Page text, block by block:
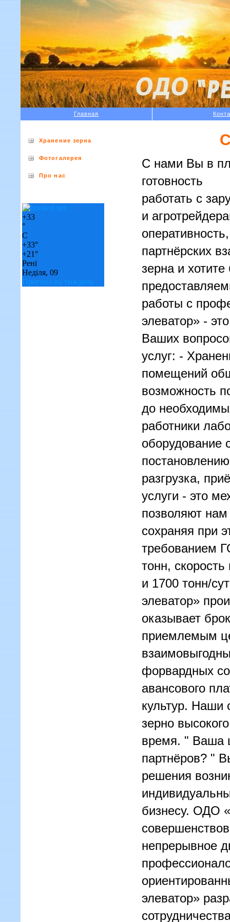
Главная
Хранение зерна
Фотогалерея
Про нас
+33
°
C
+33°
+21°
Рені
Неділя, 09
Прогноз на тиждень
С нами Вы в
готовность
работать с
и
партнёрских
зерна и
работы с
элеватор» -
Ваших
услуг: -
помещений
возможность
до
работники
оборудование
разгрузка,
услуги - это
позволяют
сохраняя при
требованием
тонн,
и 1700 тонн/
элеватор»
оказывает
приемлемым
форвардных
авансового
культур. Наши
зерно
время. " Ваша
партнёров? "
решения
бизнесу. ОДО
непрерывное
элеватор»